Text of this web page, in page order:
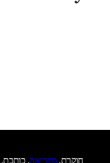
חוקרת,מקריאה,